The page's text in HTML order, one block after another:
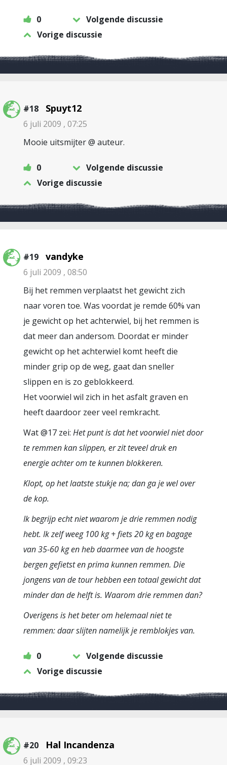
0
Volgende discussie
Vorige discussie
#18 Spuyt12
6 juli 2009 , 07:25
Mooie uitsmijter @ auteur.
0
Volgende discussie
Vorige discussie
#19 vandyke
6 juli 2009 , 08:50
Bij het remmen verplaatst het gewicht zich
naar voren toe. Was voordat je remde 60% van
je gewicht op het achterwiel, bij het remmen is
dat meer dan andersom. Doordat er minder
gewicht op het achterwiel komt heeft die
minder grip op de weg, gaat dan sneller
slippen en is zo geblokkeerd.
Het voorwiel wil zich in het asfalt graven en
heeft daardoor zeer veel remkracht.
Wat @17 zei: Het punt is dat het voorwiel niet door
te remmen kan slippen, er zit teveel druk en
energie achter om te kunnen blokkeren.
Klopt, op het laatste stukje na; dan ga je wel over
de kop.
Ik begrijp echt niet waarom je drie remmen nodig
hebt. Ik zelf weeg 100 kg + fiets 20 kg en bagage
van 35-60 kg en heb daarmee van de hoogste
bergen gefietst en prima kunnen remmen. Die
jongens van de tour hebben een totaal gewicht dat
minder dan de helft is. Waarom drie remmen dan?
Overigens is het beter om helemaal niet te
remmen: daar slijten namelijk je remblokjes van.
0
Volgende discussie
Vorige discussie
#20 Hal Incandenza
6 juli 2009 , 09:23